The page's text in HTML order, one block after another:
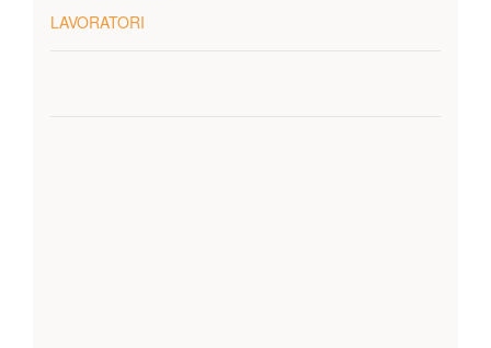
LAVORATORI